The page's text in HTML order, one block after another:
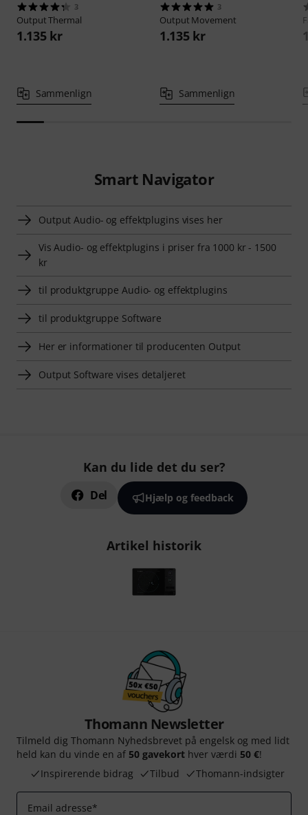
3
OutputThermal
1.135 kr
Sammenlign
3
Output Movement
1.135 kr
Sammenlign
Smart Navigator
Output Audio- og effektplugins vises her
Vis Audio- og effektplugins i priser fra 1000 kr - 1500
kr
til produktgruppe Audio- og effektplugins
til produktgruppe Software
Her er informationer til producenten Output
Output Software vises detaljeret
Kan du lide det du ser?
Del Hjælp og feedback
Artikel historik
Thomann Newsletter
Tilmeld dig Thomann Nyhedsbrevet på engelsk og med lidt
held kan du vinde en af 50 gavekort hver værdi 50 €!
Inspirerende bidrag
Tilbud Thomann-indsigter
Email adresse*